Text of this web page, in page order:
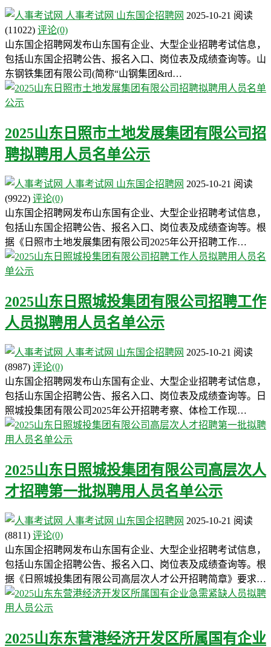
人事考试网 山东国企招聘网 2025-10-21 阅读
(11022) 评论(0)
山东国企招聘网发布山东国有企业、大型企业招聘考试信息，
包括山东国企招聘公告、报名入口、岗位表及成绩查询等。山
东钢铁集团有限公司(简称“山钢集团&rd…
2025山东日照市土地发展集团有限公司招
聘拟聘用人员名单公示
人事考试网 山东国企招聘网 2025-10-21 阅读
(9922) 评论(0)
山东国企招聘网发布山东国有企业、大型企业招聘考试信息，
包括山东国企招聘公告、报名入口、岗位表及成绩查询等。根
据《日照市土地发展集团有限公司2025年公开招聘工作…
2025山东日照城投集团有限公司招聘工作
人员拟聘用人员名单公示
人事考试网 山东国企招聘网 2025-10-21 阅读
(8987) 评论(0)
山东国企招聘网发布山东国有企业、大型企业招聘考试信息，
包括山东国企招聘公告、报名入口、岗位表及成绩查询等。日
照城投集团有限公司2025年公开招聘考察、体检工作现…
2025山东日照城投集团有限公司高层次人
才招聘第一批拟聘用人员名单公示
人事考试网 山东国企招聘网 2025-10-21 阅读
(8811) 评论(0)
山东国企招聘网发布山东国有企业、大型企业招聘考试信息，
包括山东国企招聘公告、报名入口、岗位表及成绩查询等。根
据《日照城投集团有限公司高层次人才公开招聘简章》要求…
2025山东东营港经济开发区所属国有企业